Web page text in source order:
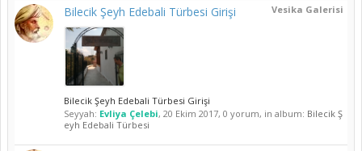
Vesika Galerisi
Bilecik Şeyh Edebali Türbesi Girişi
Bilecik Şeyh Edebali Türbesi Girişi
Seyyah: Evliya Çelebi, 20 Ekim 2017, 0 yorum, in album: Bilecik Ş
eyh Edebali Türbesi